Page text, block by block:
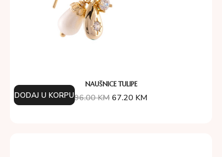
NAUŠNICE TULIPE
96.00KM67.20 KM
DODAJ U KORPU